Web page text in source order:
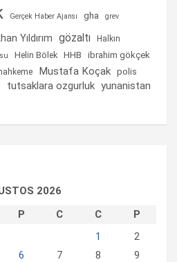
Gerçek Haber Ajansı gha grev
Yıldırım gözaltı
Halkın
Helin Bölek HHB ibrahim gökçek
Mustafa Koçak polis
tutsaklara ozgurluk yunanistan
2026
P C C
P
1
2
6 7 8
9